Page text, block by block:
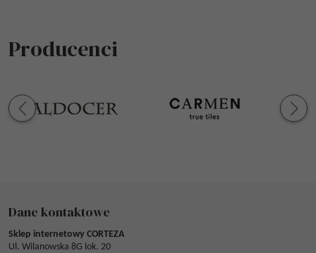
Producenci
Dane kontaktowe
Sklep internetowy CORTEZA
Ul. Wilanowska 8G lok. 20